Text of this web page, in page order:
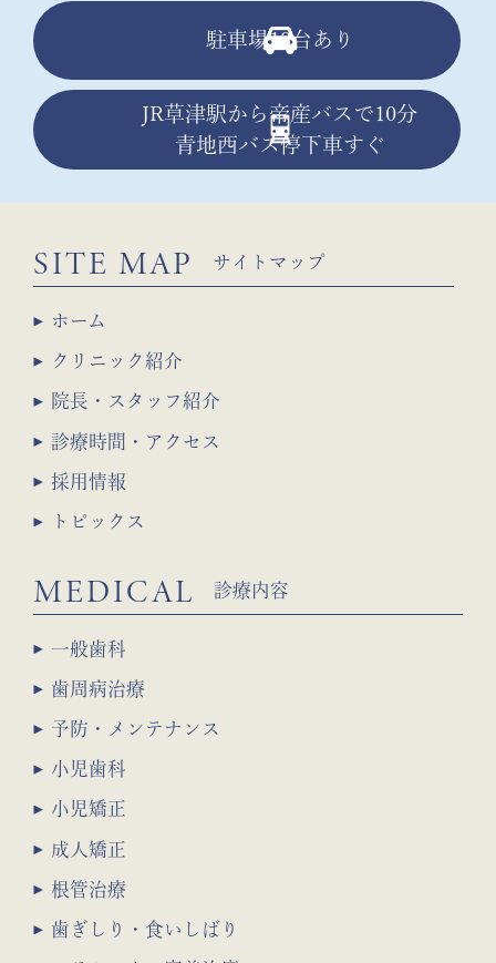
駐車場13台あり
JR草津駅から帝産バスで10分
青地西バス停下車すぐ
SITE MAP サイトマップ
ホーム
クリニック紹介
院長・スタッフ紹介
診療時間・アクセス
採用情報
トピックス
MEDICAL 診療内容
一般歯科
歯周病治療
予防・メンテナンス
小児歯科
小児矯正
成人矯正
根管治療
歯ぎしり・食いしばり